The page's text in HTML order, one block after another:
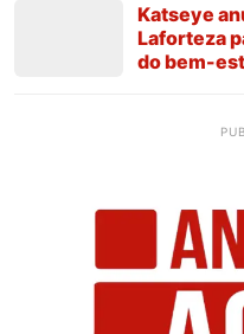
Katseye
Laforteza
do bem-